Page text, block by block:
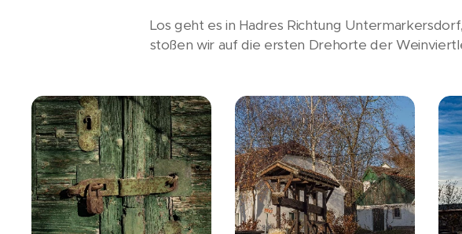
Los geht es in Hadres Richtung
stoßen wir auf die ersten Drehorte der